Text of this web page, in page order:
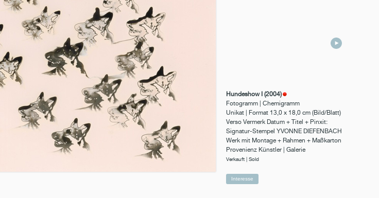
Hundeshow I (2004)
Fotogramm | Chemigramm
Unikat | Format 13,0 x 18,0 cm (Bild/Blatt)
Verso Vermerk Datum + Titel + Pinxit:
Signatur-Stempel YVONNE DIEFENBACH
Werk mit Montage + Rahmen + Maßkarton
Provenienz Künstler | Galerie
Verkauft | Sold
Interesse